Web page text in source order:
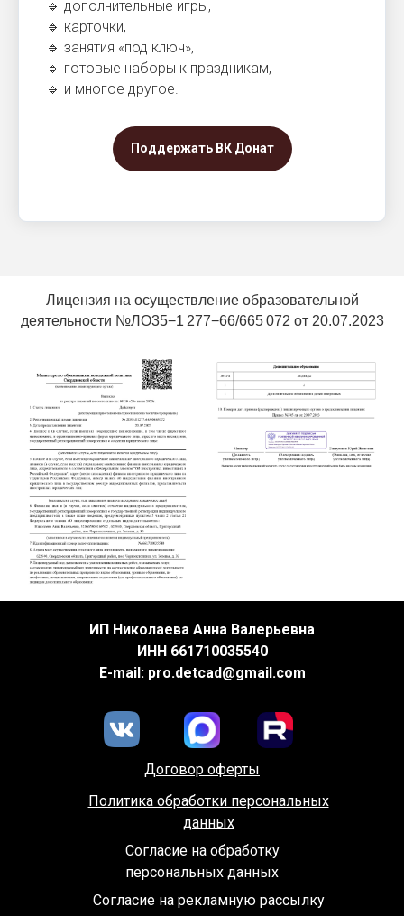
🔹 дополнительные игры,
🔹 карточки,
🔹 занятия «под ключ»,
🔹 готовые наборы к праздникам,
🔹 и многое другое.
Поддержать ВК Донат
Лицензия на осуществление образовательной
деятельности №ЛО35−1 277−66/665 072 от 20.07.2023
ИП Николаева Анна Валерьевна
ИНН 661710035540
E-mail: pro.detcad@gmail.com
Договор оферты
Политика обработки персональных
данных
Согласие на обработку
персональных данных
Согласие на рекламную рассылку